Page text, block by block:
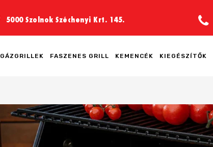
5000 Szolnok Széchenyi Krt. 145.
GÁZGRILLEK FASZENES GRILL KEMENCÉK KIEGÉSZÍTŐK